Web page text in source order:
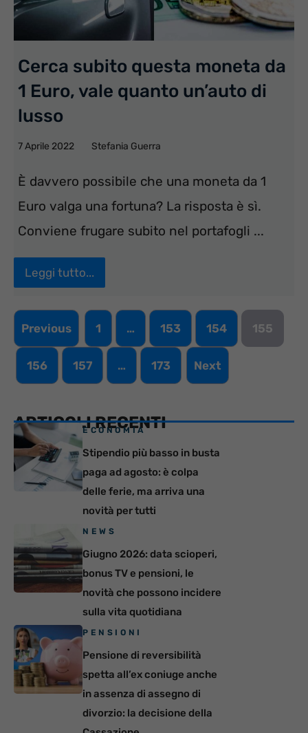
Cerca subito questa moneta da
1 Euro, vale quanto un’auto di
lusso
7 Aprile 2022 Stefania Guerra
È davvero possibile che una moneta da 1
Euro valga una fortuna? La risposta è sì.
Conviene frugare subito nel portafogli ...
Leggi tutto...
Previous 1 … 153 154 155
156 157 … 173 Next
ARTICOLI RECENTI
ECONOMIA
Stipendio più basso in busta
paga ad agosto: è colpa
delle ferie, ma arriva una
novità per tutti
NEWS
Giugno 2026: data scioperi,
bonus TV e pensioni, le
novità che possono incidere
sulla vita quotidiana
PENSIONI
Pensione di reversibilità
spetta all’ex coniuge anche
in assenza di assegno di
divorzio: la decisione della